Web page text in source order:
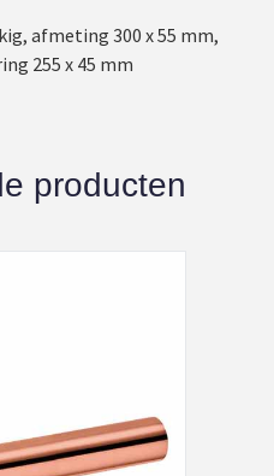
afmeting 300 x 55 mm,
255 x 45 mm
producten